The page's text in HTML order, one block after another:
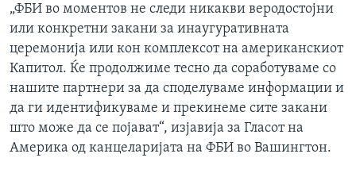
„ФБИ во моментов не следи никакви веродостојни
или конкретни закани за инаугуративната
церемонија или кон комплексот на американскиот
Капитол. Ќе продолжиме тесно да соработуваме со
нашите партнери за да споделуваме информации и
да ги идентификуваме и прекинеме сите закани
што може да се појават“, изјавија за Гласот на
Америка од канцеларијата на ФБИ во Вашингтон.